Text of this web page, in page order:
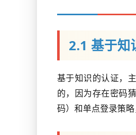
2.1 基于知
基于知识的认证，
的，因为存在密码
码）和单点登录策